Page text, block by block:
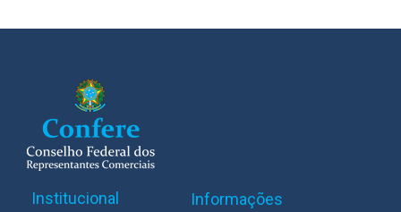
Institucional Informações